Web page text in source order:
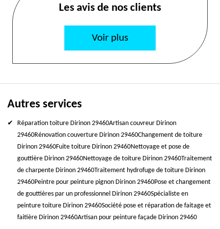
Les avis de nos clients
Voir plus
Autres services
Réparation toiture Dirinon 29460Artisan couvreur Dirinon
29460Rénovation couverture Dirinon 29460Changement de toiture
Dirinon 29460Fuite toiture Dirinon 29460Nettoyage et pose de
gouttière Dirinon 29460Nettoyage de toiture Dirinon 29460Traitement
de charpente Dirinon 29460Traitement hydrofuge de toiture Dirinon
29460Peintre pour peinture pignon Dirinon 29460Pose et changement
de gouttières par un professionnel Dirinon 29460Spécialiste en
peinture toiture Dirinon 29460Société pose et réparation de faitage et
faitière Dirinon 29460Artisan pour peinture façade Dirinon 29460